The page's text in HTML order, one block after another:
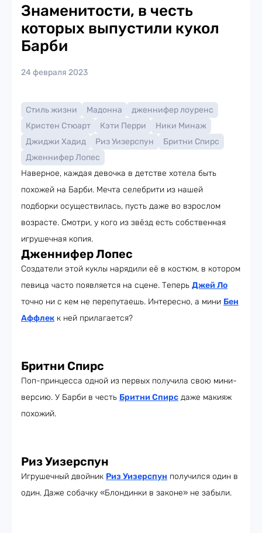
Знаменитости, в честь
которых выпустили кукол
Барби
24 февраля 2023
Стиль жизни Мадонна
дженнифер лоуренс
Кристен Стюарт
Кэти Перри
Ники Минаж
Джиджи Хадид
Риз Уизерспун
Бритни Спирс
Дженнифер Лопес
Наверное, каждая девочка в детстве хотела быть
похожей на Барби. Мечта селебрити из нашей
подборки осуществилась, пусть даже во взрослом
возрасте. Смотри, у кого из звёзд есть собственная
игрушечная копия.
Дженнифер Лопес
Создатели этой куклы нарядили её в костюм, в котором
певица часто появляется на сцене. Теперь Джей Ло
точно ни с кем не перепутаешь. Интересно, а мини Бен
Аффлек к ней прилагается?
Бритни Спирс
Поп-принцесса одной из первых получила свою мини-
версию. У Барби в честь Бритни Спирс даже макияж
похожий.
Риз Уизерспун
Игрушечный двойник Риз Уизерспун получился один в
один. Даже собачку «Блондинки в законе» не забыли.